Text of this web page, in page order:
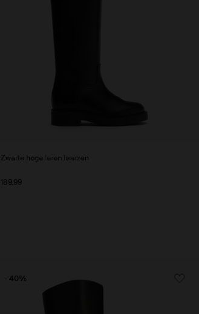
Zwarte hoge leren laarzen
189.99
- 40%